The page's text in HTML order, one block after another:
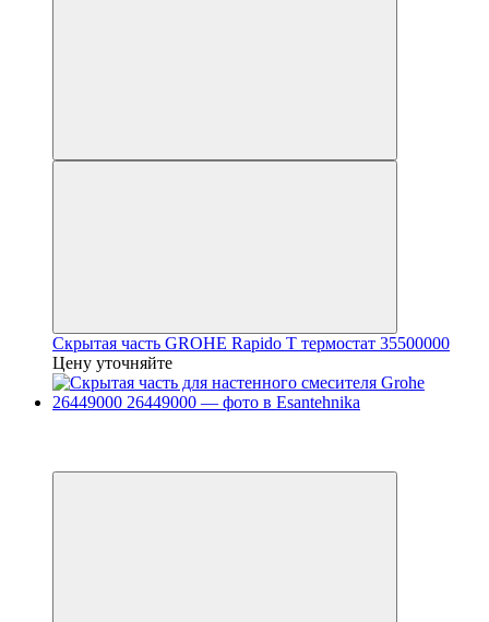
Скрытая часть GROHE Rapido T термостат 35500000
Цену уточняйте